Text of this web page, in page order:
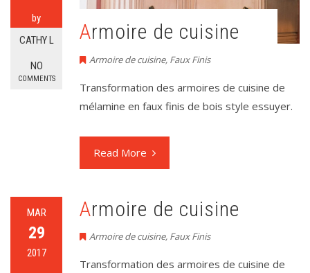
by
CATHY L
NO
COMMENTS
Armoire de cuisine
Armoire de cuisine, Faux Finis
Transformation des armoires de cuisine de
mélamine en faux finis de bois style essuyer.
Read More
MAR
29
2017
Armoire de cuisine
Armoire de cuisine, Faux Finis
Transformation des armoires de cuisine de